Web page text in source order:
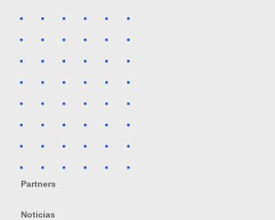
Partners
Noticias